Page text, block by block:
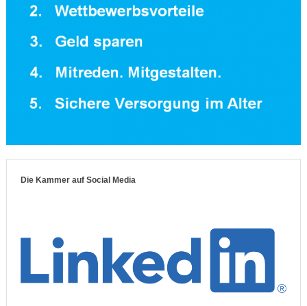
Die Kammer auf Social Media